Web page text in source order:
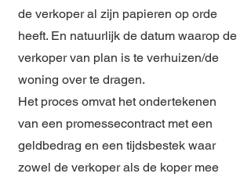
de verkoper al zijn papieren op orde
heeft. En natuurlijk de datum waarop de
verkoper van plan is te verhuizen/de
woning over te dragen.
Het proces omvat het ondertekenen
van een promessecontract met een
geldbedrag en een tijdsbestek waar
zowel de verkoper als de koper mee